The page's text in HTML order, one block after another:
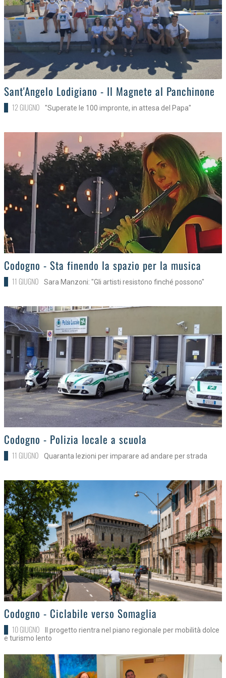
>
Sant'Angelo Lodigiano - Il Magnete al Panchinone
12 GIUGNO "Superate le 100 impronte, in attesa del Papa"
>
Codogno - Sta finendo la spazio per la musica
11 GIUGNO Sara Manzoni: "Gli artisti resistono finché possono"
>
Codogno - Polizia locale a scuola
11 GIUGNO Quaranta lezioni per imparare ad andare per strada
>
Codogno - Ciclabile verso Somaglia
10 GIUGNO
Il progetto rientra nel piano regionale per mobilità dolce
e turismo lento